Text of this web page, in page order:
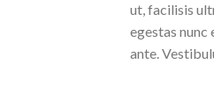
ut, facilisis
egestas nunc
ante.